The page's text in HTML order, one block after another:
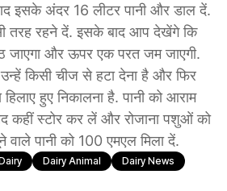
इसके अंदर 16 लीटर पानी और डाल दें.
तरह रहने दें. इसके बाद आप देखेंगे कि
जाएगा और ऊपर एक परत जम जाएगी.
किसी चीज से हटा देना है और फिर
हुए निकालना है. पानी को आराम
कहीं स्टोर कर लें और रोजाना पशुओं को
वाले पानी को 100 एमएल मिला दें.
Dairy Animal
Dairy News